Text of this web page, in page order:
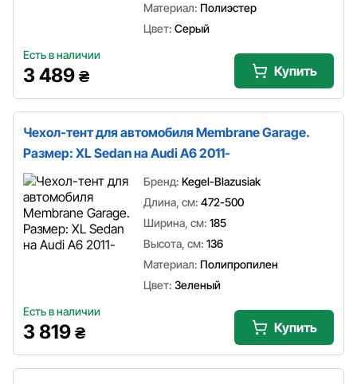
Материал: Полиэстер
Цвет: Серый
Есть в наличии
3 489 ₴ Купить
Чехол-тент для автомобиля Membrane Garage.
Размер: XL Sedan на Audi A6 2011-
Бренд: Kegel-Blazusiak
Длина, см: 472-500
Ширина, см: 185
Высота, см: 136
Материал: Полипропилен
Цвет: Зеленый
Есть в наличии
3 819 ₴ Купить